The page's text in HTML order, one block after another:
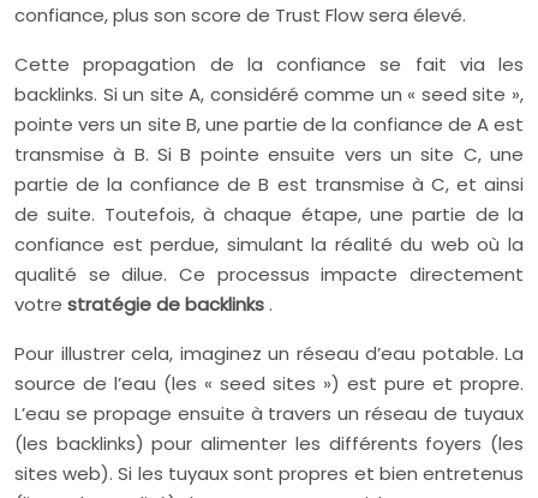
confiance, plus son score de Trust Flow sera élevé.
Cette propagation de la confiance se fait via les
backlinks. Si un site A, considéré comme un « seed site »,
pointe vers un site B, une partie de la confiance de A est
transmise à B. Si B pointe ensuite vers un site C, une
partie de la confiance de B est transmise à C, et ainsi
de suite. Toutefois, à chaque étape, une partie de la
confiance est perdue, simulant la réalité du web où la
qualité se dilue. Ce processus impacte directement
votre stratégie de backlinks.
Pour illustrer cela, imaginez un réseau d’eau potable. La
source de l’eau (les « seed sites ») est pure et propre.
L’eau se propage ensuite à travers un réseau de tuyaux
(les backlinks) pour alimenter les différents foyers (les
sites web). Si les tuyaux sont propres et bien entretenus